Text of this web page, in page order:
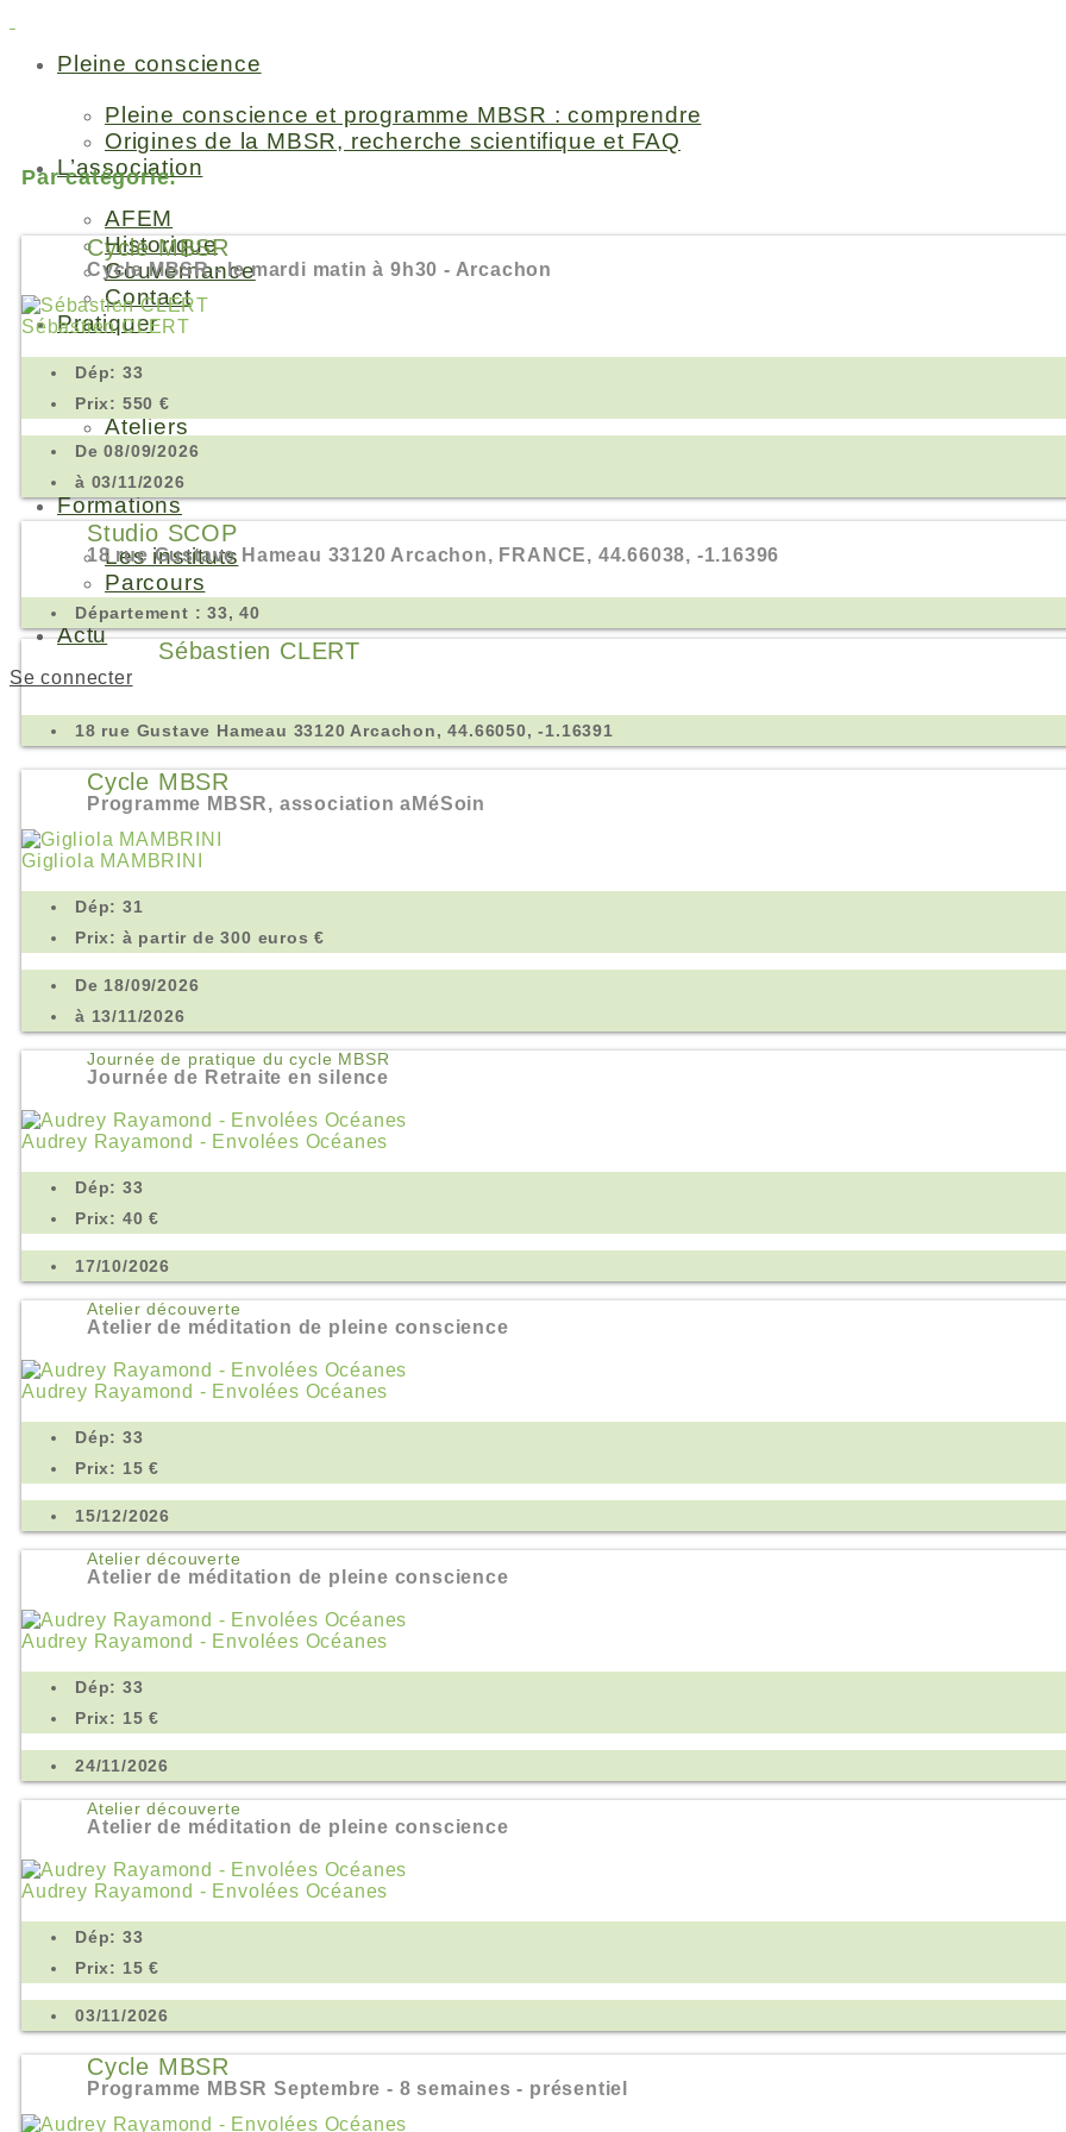
Pleine conscience
Pleine conscience et programme MBSR : comprendre
Origines de la MBSR, recherche scientifique et FAQ
L’association
AFEM
Historique
Gouvernance
Contact
Pratiquer
Cycles MBSR
Stages sur plusieurs jours
Ateliers
Les Lieux
Instructeurs
Formations
Les instituts
Parcours
Adhésion
Actu
Se connecter
Par catégorie:
Cycle MBSR
Cycle MBSR - le mardi matin à 9h30 - Arcachon
Sébastien CLERT
Dép: 33
Prix: 550 €
De 08/09/2026
à 03/11/2026
Studio SCOP
18 rue Gustave Hameau 33120 Arcachon, FRANCE, 44.66038, -1.16396
Département : 33, 40
Sébastien CLERT
18 rue Gustave Hameau 33120 Arcachon, 44.66050, -1.16391
Cycle MBSR
Programme MBSR, association aMéSoin
Gigliola MAMBRINI
Dép: 31
Prix: à partir de 300 euros €
De 18/09/2026
à 13/11/2026
Journée de pratique du cycle MBSR
Journée de Retraite en silence
Audrey Rayamond - Envolées Océanes
Dép: 33
Prix: 40 €
17/10/2026
Atelier découverte
Atelier de méditation de pleine conscience
Audrey Rayamond - Envolées Océanes
Dép: 33
Prix: 15 €
15/12/2026
Atelier découverte
Atelier de méditation de pleine conscience
Audrey Rayamond - Envolées Océanes
Dép: 33
Prix: 15 €
24/11/2026
Atelier découverte
Atelier de méditation de pleine conscience
Audrey Rayamond - Envolées Océanes
Dép: 33
Prix: 15 €
03/11/2026
Cycle MBSR
Programme MBSR Septembre - 8 semaines - présentiel